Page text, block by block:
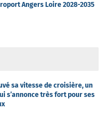
Angers Loire 2028-2035
sa vitesse de croisière, un
s’annonce très fort pour ses